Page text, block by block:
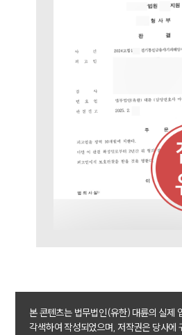
본 콘텐츠는 법무법인(유한) 대륜의 실제
각색하여 작성되었으며, 저작권은 당사에